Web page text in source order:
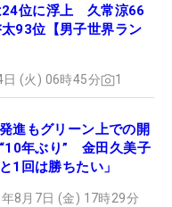
24位に浮上 久常涼66
93位【男子世界ラン
(火) 06時45分 1
進もグリーン上での開
年ぶり” 金田久美子
と1回は勝ちたい」
8月7日 (金) 17時29分